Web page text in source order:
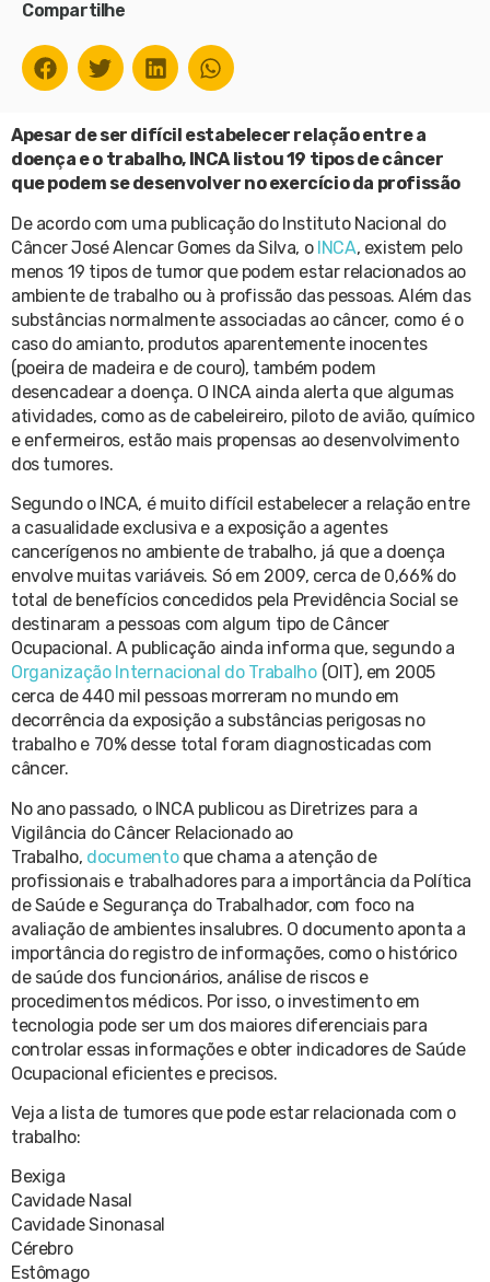
Compartilhe
Apesar de ser difícil estabelecer relação entre a
doença e o trabalho, INCA listou 19 tipos de câncer
que podem se desenvolver no exercício da profissão
De acordo com uma publicação do Instituto Nacional do
Câncer José Alencar Gomes da Silva, o INCA, existem pelo
menos 19 tipos de tumor que podem estar relacionados ao
ambiente de trabalho ou à profissão das pessoas. Além das
substâncias normalmente associadas ao câncer, como é o
caso do amianto, produtos aparentemente inocentes
(poeira de madeira e de couro), também podem
desencadear a doença. O INCA ainda alerta que algumas
atividades, como as de cabeleireiro, piloto de avião, químico
e enfermeiros, estão mais propensas ao desenvolvimento
dos tumores.
Segundo o INCA, é muito difícil estabelecer a relação entre
a casualidade exclusiva e a exposição a agentes
cancerígenos no ambiente de trabalho, já que a doença
envolve muitas variáveis. Só em 2009, cerca de 0,66% do
total de benefícios concedidos pela Previdência Social se
destinaram a pessoas com algum tipo de Câncer
Ocupacional. A publicação ainda informa que, segundo a
Organização Internacional do Trabalho(OIT), em 2005
cerca de 440 mil pessoas morreram no mundo em
decorrência da exposição a substâncias perigosas no
trabalho e 70% desse total foram diagnosticadas com
câncer.
No ano passado, o INCA publicou as Diretrizes para a
Vigilância do Câncer Relacionado ao
Trabalho, documentoque chama a atenção de
profissionais e trabalhadores para a importância da Política
de Saúde e Segurança do Trabalhador, com foco na
avaliação de ambientes insalubres. O documento aponta a
importância do registro de informações, como o histórico
de saúde dos funcionários, análise de riscos e
procedimentos médicos. Por isso, o investimento em
tecnologia pode ser um dos maiores diferenciais para
controlar essas informações e obter indicadores de Saúde
Ocupacional eficientes e precisos.
Veja a lista de tumores que pode estar relacionada com o
trabalho:
Bexiga
Cavidade Nasal
Cavidade Sinonasal
Cérebro
Estômago